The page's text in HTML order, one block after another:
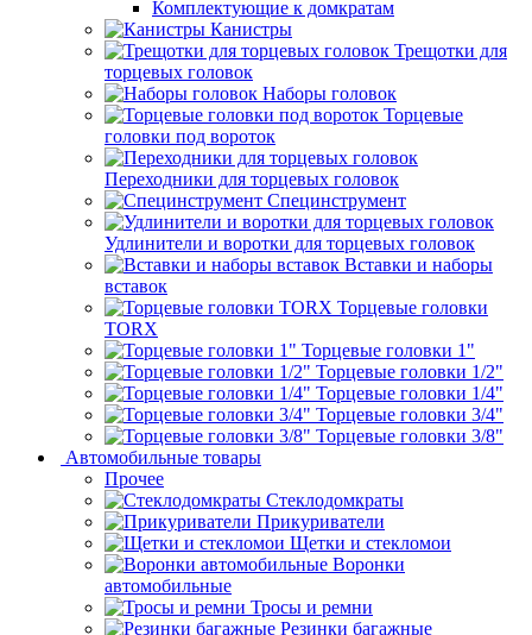
Комплектующие к домкратам
Канистры
Трещотки для
торцевых головок
Наборы головок
Торцевые
головки под вороток
Переходники для торцевых головок
Специнструмент
Удлинители и воротки для торцевых головок
Вставки и наборы
вставок
Торцевые головки
TORX
Торцевые головки 1"
Торцевые головки 1/2"
Торцевые головки 1/4"
Торцевые головки 3/4"
Торцевые головки 3/8"
Автомобильные товары
Прочее
Стеклодомкраты
Прикуриватели
Щетки и стекломои
Воронки
автомобильные
Тросы и ремни
Резинки багажные